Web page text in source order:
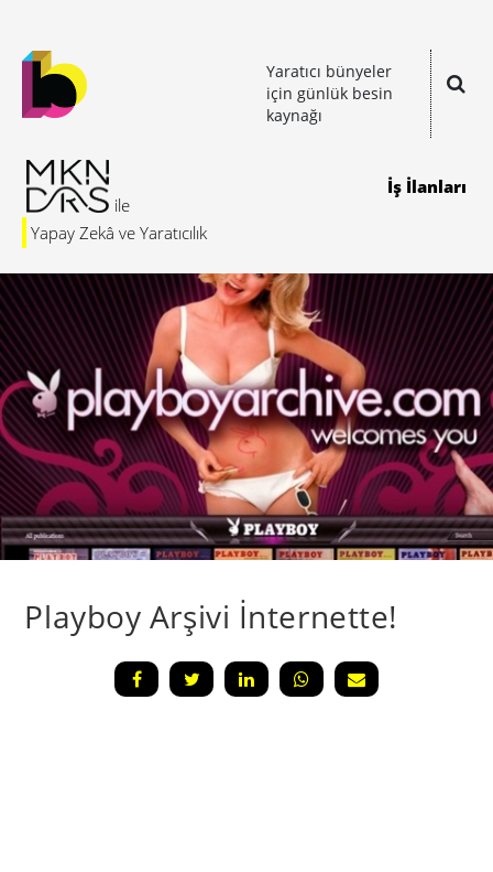
Yaratıcı bünyeler
için günlük besin
kaynağı
Yapay Zekâ ve Yaratıcılık
İş İlanları
Playboy Arşivi İnternette!